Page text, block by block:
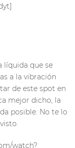
líquida que se
a la vibración
de este spot en
mejor dicho, la
posible. No te lo
watch?